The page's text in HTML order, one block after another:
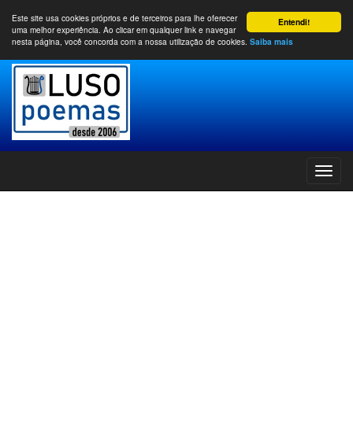
Entendi!
Este site usa cookies próprios e de terceiros para lhe oferecer
uma melhor experiência. Ao clicar em qualquer link e navegar
nesta página, você concorda com a nossa utilização de cookies. Saiba mais